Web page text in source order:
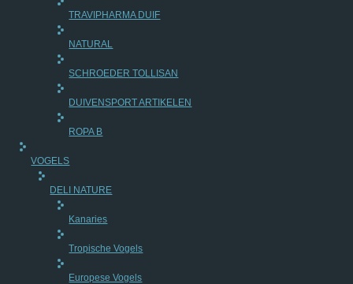
TRAVIPHARMA DUIF
NATURAL
SCHROEDER TOLLISAN
DUIVENSPORT ARTIKELEN
ROPA B
VOGELS
DELI NATURE
Kanaries
Tropische Vogels
Europese Vogels